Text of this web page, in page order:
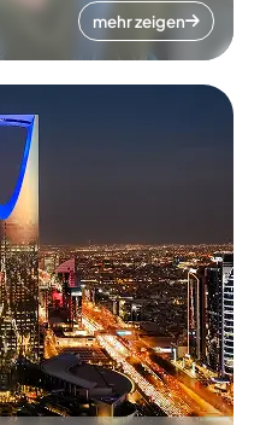
mehr zeigen